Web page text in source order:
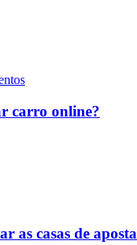
carro online?
as casas de aposta